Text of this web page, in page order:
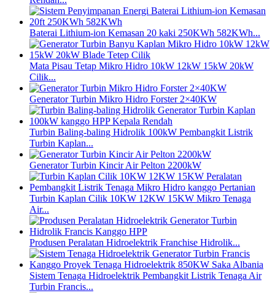
Baterai Lithium-ion Kemasan 20 kaki 250KWh 582KWh...
Mata Pisau Tetap Mikro Hidro 10kW 12kW 15kW 20kW
Cilik...
Generator Turbin Mikro Hidro Forster 2×40KW
Turbin Baling-baling Hidrolik 100kW Pembangkit Listrik
Turbin Kaplan...
Generator Turbin Kincir Air Pelton 2200kW
Turbin Kaplan Cilik 10KW 12KW 15KW Mikro Tenaga
Air...
Produsen Peralatan Hidroelektrik Franchise Hidrolik...
Sistem Tenaga Hidroelektrik Pembangkit Listrik Tenaga Air
Turbin Francis...